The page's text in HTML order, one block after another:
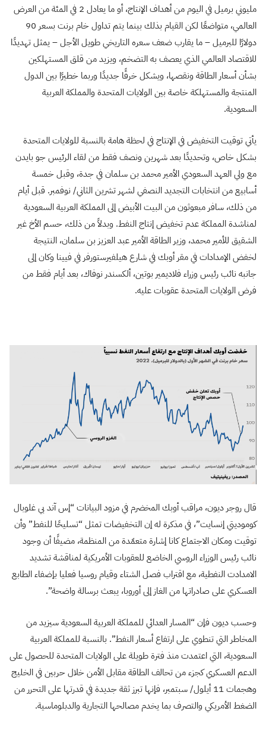
مليوني برميل في اليوم من أهداف الإنتاج، أو ما يعادل 2 في المئة من العرض
العالمي، متواضعًا لكن القيام بذلك بينما يتم تداول خام برنت بسعر 90
دولارًا للبرميل – ما يقارب ضعف سعره التاريخي طويل الأجل – يمثل تهديدًا
للاقتصاد العالمي الذي يعصف به التضخم، ويزيد من قلق المستهلكين
بشأن أسعار الطاقة ونقصها، ويشكل خرقًا جديدًا وربما خطيرًا بين الدول
المنتجة والمستهلكة خاصة بين الولايات المتحدة والمملكة العربية
السعودية.
يأتي توقيت التخفيض في الإنتاج في لحظة هامة بالنسبة للولايات المتحدة
بشكل خاص، وتحديدًا بعد شهرين ونصف فقط من لقاء الرئيس جو بايدن
مع ولي العهد السعودي الأمير محمد بن سلمان في جدة، وقبل خمسة
أسابيع من انتخابات التجديد النصفي لشهر تشرين الثاني/ نوفمبر. قبل أيام
من ذلك، سافر مبعوثون من البيت الأبيض إلى المملكة العربية السعودية
لمناشدة المملكة عدم تخفيض إنتاج النفط. وبدلاً من ذلك، حسم الأخ غير
الشقيق للأمير محمد، وزير الطاقة الأمير عبد العزيز بن سلمان، النتيجة
لخفض الإمدادات في مقر أوبك في شارع هيلفيرستورفر في فيينا وكان إلى
جانبه نائب رئيس وزراء فلاديمير بوتين، ألكسندر نوفاك، بعد أيام فقط من
فرض الولايات المتحدة عقوبات عليه.
قال روجر ديون، مراقب أوبك المخضرم في مزود البيانات “إس آند بي غلوبال
كوموديتي إنسايت”، في مذكرة له إن التخفيضات تمثل “تسليحًا للنفط” وأن
توقيت ومكان الاجتماع كانا إشارة متعمّدة من المنظمة، مضيفًا أن وجود
نائب رئيس الوزراء الروسي الخاضع للعقوبات الأمريكية لمناقشة تشديد
الامدادت النفطية، مع اقتراب فصل الشتاء وقيام روسيا فعليا بإضفاء الطابع
العسكري على صادراتها من الغاز إلى أوروبا، يبعث برسالة واضحة”.
وحسب ديون فإن “المسار العدائي للمملكة العربية السعودية سيزيد من
المخاطر التي تنطوي على ارتفاع أسعار النفط”. بالنسبة للمملكة العربية
السعودية، التي اعتمدت منذ فترة طويلة على الولايات المتحدة للحصول على
الدعم العسكري كجزء من تحالف الطاقة مقابل الأمن خلال حربين في الخليج
وهجمات 11 أيلول/ سبتمبر، فإنها تبرز ثقة جديدة في قدرتها على التحرر من
الضغط الأمريكي والتصرف بما يخدم مصالحها التجارية والدبلوماسية.